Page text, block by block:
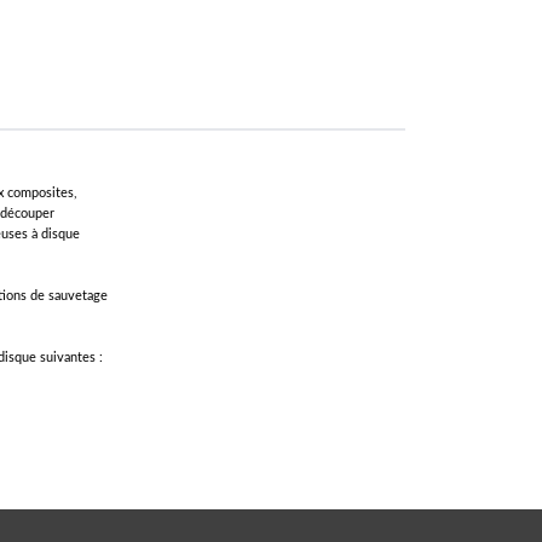
composites,
à disque
de sauvetage
suivantes :